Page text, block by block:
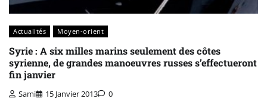
Actualités Moyen-orient
Syrie : A six milles marins seulement des côtes
syrienne, de grandes manoeuvres russes s’effectueront
fin janvier
Sami 15 Janvier 2013 0